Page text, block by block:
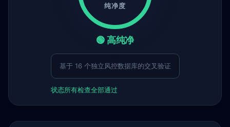
纯净度
🟢 高纯净
基于 16 个独立风控数据库的交叉验证
状态所有检查全部通过